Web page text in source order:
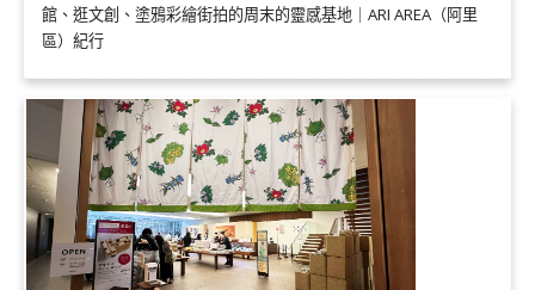
館、逛文創、塗鴉彩繪街拍的周末的靈感基地｜ARI AREA（阿里
區）紀行